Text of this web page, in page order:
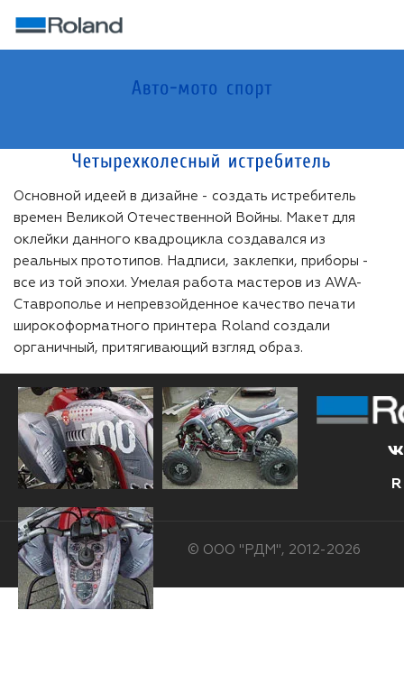
Основной идеей в дизайне - создать истребитель
времен Великой Отечественной Войны. Макет для
оклейки данного квадроцикла создавался из
реальных прототипов. Надписи, заклепки, приборы -
все из той эпохи. Умелая работа мастеров из AWA-
Ставрополье и непревзойденное качество печати
широкоформатного принтера Roland создали
органичный, притягивающий взгляд образ.
R
© ООО "РДМ", 2012-2026